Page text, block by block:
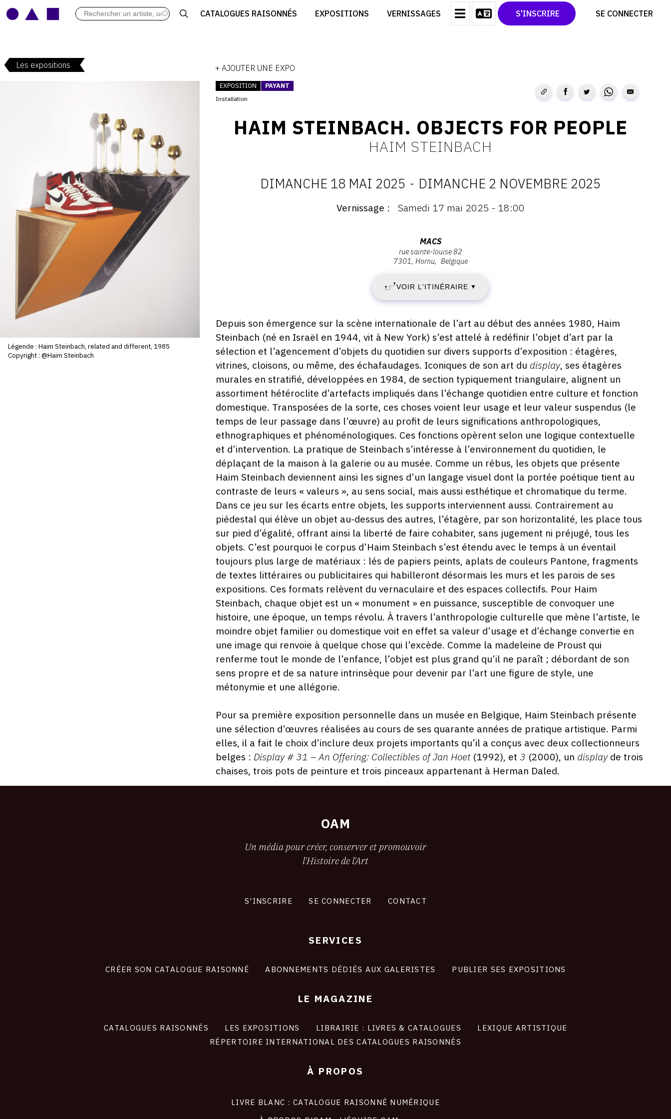
CATALOGUES RAISONNÉS EXPOSITIONS VERNISSAGES S'INSCRIRE SE CONNECTER
ARCHIVES DES EXPOSITIONS
CRÉER SON CATALOGUE D'EXPO
CONTACT
CGU
TWITTER
PINTEREST
Les expositions + AJOUTER UNE EXPO
Légende : Haim Steinbach, related and different, 1985
Copyright : @Haim Steinbach
EXPOSITION PAYANT
Installation
HAIM STEINBACH. OBJECTS FOR PEOPLE
HAIM STEINBACH
DATES
DIMANCHE
18
MAI
2025
-
DIMANCHE
2
NOVEMBRE
2025
DIMANCHE 18 MAI 2025 - DIMANCHE 2 NOVEMBRE 2025
Vernissage Samedi 17 mai 2025 - 18:00
82,
7301
Hornu
MACS
rue sainte-louise 82
7301 Hornu Belgique
VOIR L'ITINÉRAIRE ▼
Description,
horaires...
Depuis son émergence sur la scène internationale de l’art au début des années 1980, Haim
Steinbach (né en Israël en 1944, vit à New York) s’est attelé à redéfinir l’objet d’art par la
sélection et l’agencement d’objets du quotidien sur divers supports d’exposition : étagères,
vitrines, cloisons, ou même, des échafaudages. Iconiques de son art du display, ses étagères
murales en stratifié, développées en 1984, de section typiquement triangulaire, alignent un
assortiment hétéroclite d’artefacts impliqués dans l’échange quotidien entre culture et fonction
domestique. Transposées de la sorte, ces choses voient leur usage et leur valeur suspendus (le
temps de leur passage dans l’œuvre) au profit de leurs significations anthropologiques,
ethnographiques et phénoménologiques. Ces fonctions opèrent selon une logique contextuelle
et d’intervention. La pratique de Steinbach s’intéresse à l’environnement du quotidien, le
déplaçant de la maison à la galerie ou au musée. Comme un rébus, les objets que présente
Haim Steinbach deviennent ainsi les signes d’un langage visuel dont la portée poétique tient au
contraste de leurs « valeurs », au sens social, mais aussi esthétique et chromatique du terme.
Dans ce jeu sur les écarts entre objets, les supports interviennent aussi. Contrairement au
piédestal qui élève un objet au-dessus des autres, l’étagère, par son horizontalité, les place tous
sur pied d’égalité, offrant ainsi la liberté de faire cohabiter, sans jugement ni préjugé, tous les
objets. C’est pourquoi le corpus d’Haim Steinbach s’est étendu avec le temps à un éventail
toujours plus large de matériaux : lés de papiers peints, aplats de couleurs Pantone, fragments
de textes littéraires ou publicitaires qui habilleront désormais les murs et les parois de ses
expositions. Ces formats relèvent du vernaculaire et des espaces collectifs. Pour Haim
Steinbach, chaque objet est un « monument » en puissance, susceptible de convoquer une
histoire, une époque, un temps révolu. À travers l’anthropologie culturelle que mène l’artiste, le
moindre objet familier ou domestique voit en effet sa valeur d’usage et d’échange convertie en
une image qui renvoie à quelque chose qui l’excède. Comme la madeleine de Proust qui
renferme tout le monde de l’enfance, l’objet est plus grand qu’il ne paraît ; débordant de son
sens propre et de sa nature intrinsèque pour devenir par l’art une figure de style, une
métonymie et une allégorie.
Pour sa première exposition personnelle dans un musée en Belgique, Haim Steinbach présente
une sélection d’œuvres réalisées au cours de ses quarante années de pratique artistique. Parmi
elles, il a fait le choix d’inclure deux projets importants qu’il a conçus avec deux collectionneurs
belges : Display # 31 – An Offering: Collectibles of Jan Hoet(1992), et 3 (2000), un display de trois
chaises, trois pots de peinture et trois pinceaux appartenant à Herman Daled.
OAM
Un média pour créer, conserver et promouvoir
l'Histoire de l'Art
S'INSCRIRE SE CONNECTER CONTACT
SERVICES
CRÉER SON CATALOGUE RAISONNÉ ABONNEMENTS DÉDIÉS AUX GALERISTES PUBLIER SES EXPOSITIONS
LE MAGAZINE
CATALOGUES RAISONNÉS LES EXPOSITIONS LIBRAIRIE : LIVRES & CATALOGUES
LEXIQUE ARTISTIQUE
RÉPERTOIRE INTERNATIONAL DES CATALOGUES RAISONNÉS
À PROPOS
LIVRE BLANC : CATALOGUE RAISONNÉ NUMÉRIQUE